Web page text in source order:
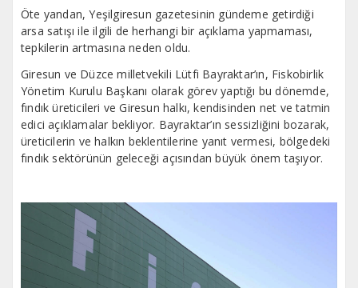
Öte yandan, Yeşilgiresun gazetesinin gündeme getirdiği
arsa satışı ile ilgili de herhangi bir açıklama yapmaması,
tepkilerin artmasına neden oldu.
Giresun ve Düzce milletvekili Lütfi Bayraktar’ın, Fiskobirlik
Yönetim Kurulu Başkanı olarak görev yaptığı bu dönemde,
fındık üreticileri ve Giresun halkı, kendisinden net ve tatmin
edici açıklamalar bekliyor. Bayraktar’ın sessizliğini bozarak,
üreticilerin ve halkın beklentilerine yanıt vermesi, bölgedeki
fındık sektörünün geleceği açısından büyük önem taşıyor.